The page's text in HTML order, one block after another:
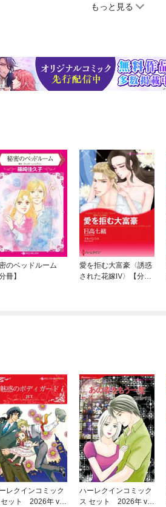
もっと見る
のベッドルーム
冊】
愛を拒む大富豪〈誘惑
された花嫁Ⅳ〉【分
レクインコミック
セット 2026年 vo
ハーレクインコミック
ス セット 2026年 vo